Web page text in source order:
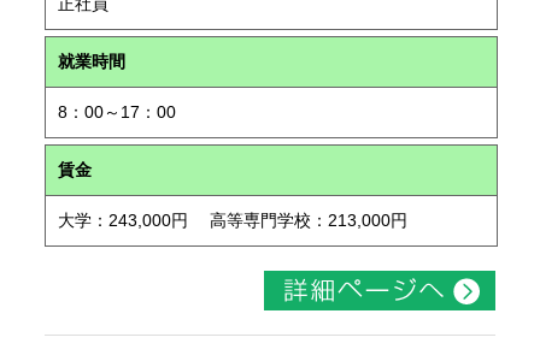
就業時間
8：00～17：00
賃金
大学：243,000円 高等専門学校：213,000円